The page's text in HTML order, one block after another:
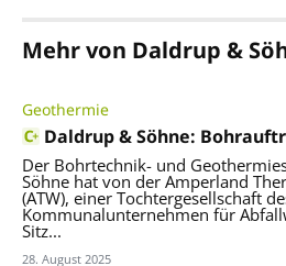
Mehr von Daldrup &
Geothermie
Daldrup & Söhne:
Der Bohrtechnik- und
Söhne hat von der Amperland
(ATW), einer Tochtergesellschaft
Kommunalunternehmen für
Sitz...
28. August 2025